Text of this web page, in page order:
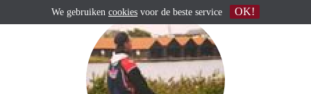
We gebruiken cookies voor de beste service OK!